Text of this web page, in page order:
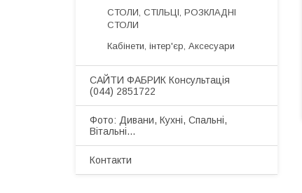
СТОЛИ, СТІЛЬЦІ, РОЗКЛАДНІ
СТОЛИ
Кабінети, інтер'єр, Аксесуари
САЙТИ ФАБРИК Консультація
(044) 2851722
Фото: Дивани, Кухні, Спальні,
Вітальні...
Контакти